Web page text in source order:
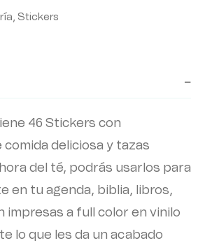
, Stickers
46 Stickers con
deliciosa y tazas
del té, podrás usarlos para
en tu agenda, biblia, libros,
impresas a full color en vinilo
lo que les da un acabado